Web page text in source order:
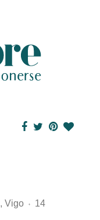
, Vigo ♦
14